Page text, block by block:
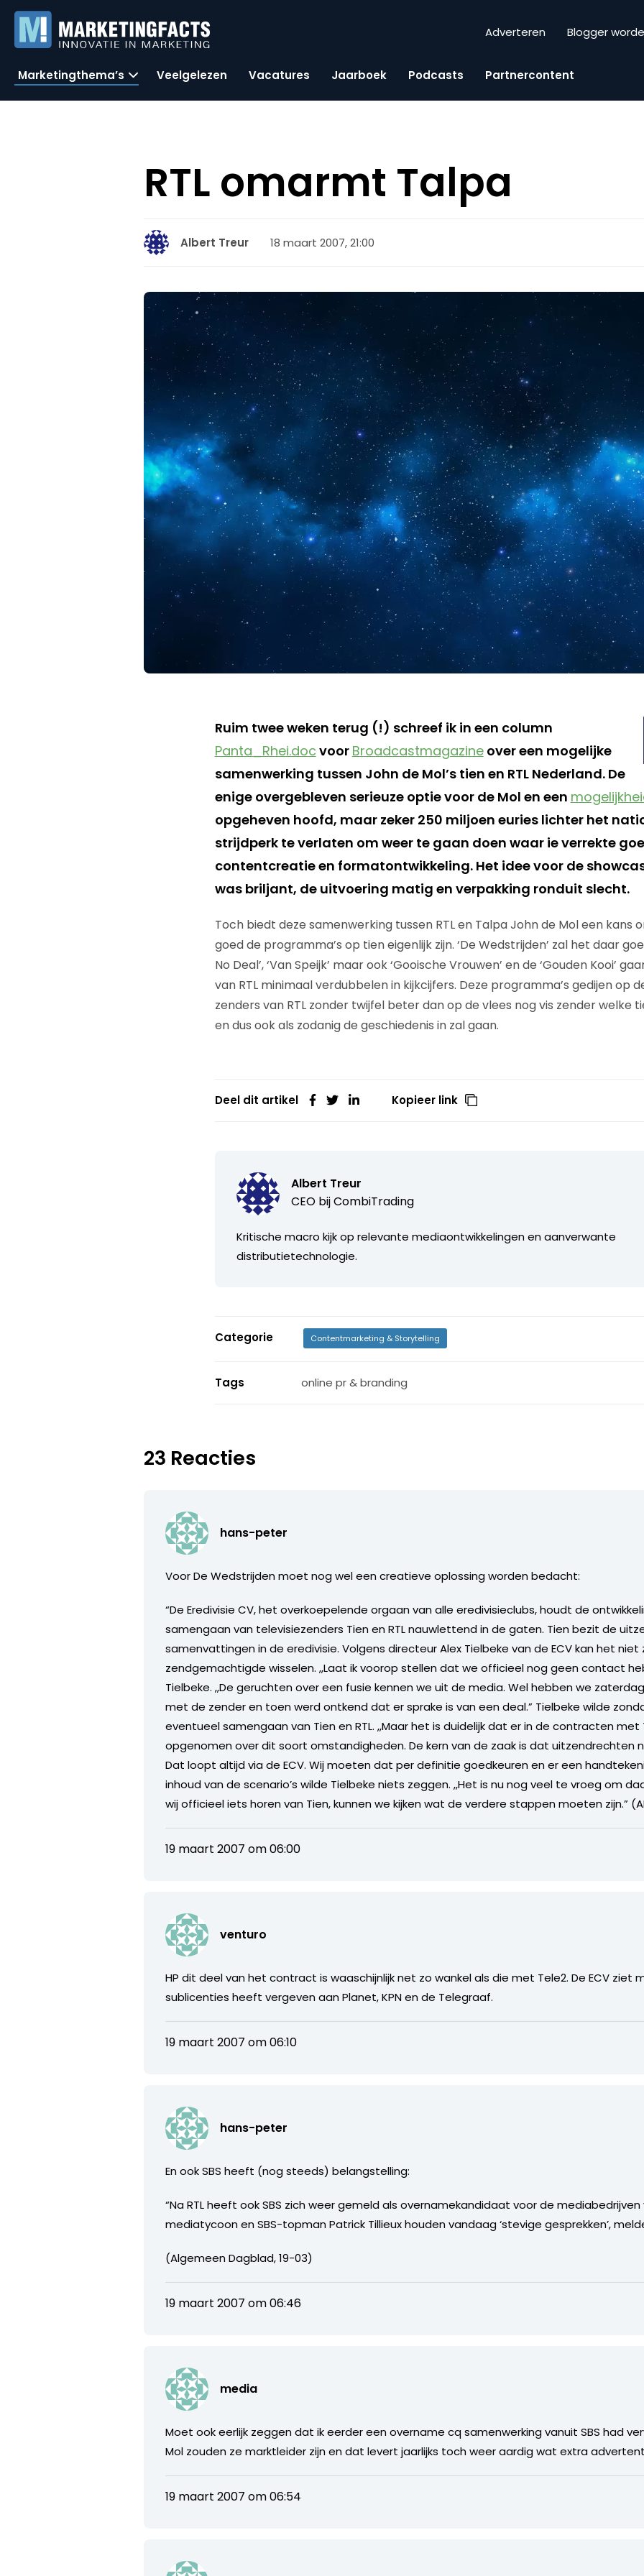
Adverteren Blogger
Marketingthema’s Veelgelezen Vacatures Jaarboek Podcasts Partnercontent
RTL omarmt Talpa
Albert Treur 18 maart 2007, 21:00
Ruim twee weken terug (!) schreef ik in een column
Panta_Rhei.doc voor Broadcastmagazineover een mogelijke
samenwerking tussen John de Mol’s tien en RTL Nederland. De
enige overgebleven serieuze optie voor de Mol en een
opgeheven hoofd, maar zeker 250 miljoen euries lichter het
strijdperk te verlaten om weer te gaan doen waar ie verrekte
contentcreatie en formatontwikkeling. Het idee voor de
was briljant, de uitvoering matig en verpakking ronduit slecht.
Toch biedt deze samenwerking tussen RTL en Talpa John de Mol een kans
goed de programma’s op tien eigenlijk zijn. ‘De Wedstrijden’ zal het daar
No Deal’, ‘Van Speijk’ maar ook ‘Gooische Vrouwen’ en de ‘Gouden Kooi’
van RTL minimaal verdubbelen in kijkcijfers. Deze programma’s gedijen op
zenders van RTL zonder twijfel beter dan op de vlees nog vis zender welke
en dus ook als zodanig de geschiedenis in zal gaan.
Deel dit artikel Kopieer link
Albert Treur
CEO bijCombiTrading
Kritische macro kijk op relevante mediaontwikkelingen en aanverwante
distributietechnologie.
Categorie Contentmarketing & Storytelling
Tags online pr & branding
23 Reacties
hans-peter
Voor De Wedstrijden moet nog wel een creatieve oplossing worden bedacht:
“De Eredivisie CV, het overkoepelende orgaan van alle eredivisieclubs, houdt de
samengaan van televisiezenders Tien en RTL nauwlettend in de gaten. Tien bezit de
samenvattingen in de eredivisie. Volgens directeur Alex Tielbeke van de ECV kan het
zendgemachtigde wisselen. ,,Laat ik voorop stellen dat we officieel nog geen contact
Tielbeke. ,,De geruchten over een fusie kennen we uit de media. Wel hebben we
met de zender en toen werd ontkend dat er sprake is van een deal.” Tielbeke wilde
eventueel samengaan van Tien en RTL. ,,Maar het is duidelijk dat er in de contracten met
opgenomen over dit soort omstandigheden. De kern van de zaak is dat uitzendrechten
Dat loopt altijd via de ECV. Wij moeten dat per definitie goedkeuren en er een
inhoud van de scenario’s wilde Tielbeke niets zeggen. ,,Het is nu nog veel te vroeg om
wij officieel iets horen van Tien, kunnen we kijken wat de verdere stappen moeten zijn.”
19 maart 2007 om 06:00
venturo
HP dit deel van het contract is waaschijnlijk net zo wankel als die met Tele2. De ECV ziet
sublicenties heeft vergeven aan Planet, KPN en de Telegraaf.
19 maart 2007 om 06:10
hans-peter
En ook SBS heeft (nog steeds) belangstelling:
“Na RTL heeft ook SBS zich weer gemeld als overnamekandidaat voor de mediabedrijven
mediatycoon en SBS-topman Patrick Tillieux houden vandaag ‘stevige gesprekken’,
(Algemeen Dagblad, 19-03)
19 maart 2007 om 06:46
media
Moet ook eerlijk zeggen dat ik eerder een overname cq samenwerking vanuit SBS had
Mol zouden ze marktleider zijn en dat levert jaarlijks toch weer aardig wat extra
19 maart 2007 om 06:54